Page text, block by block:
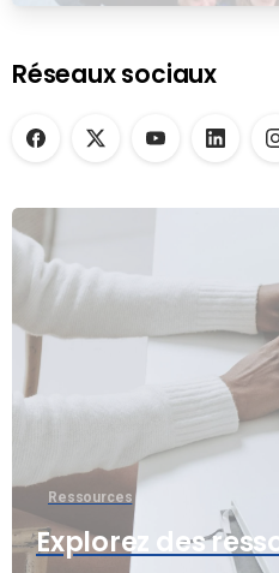
Réseaux sociaux
Ressources
Explorez des